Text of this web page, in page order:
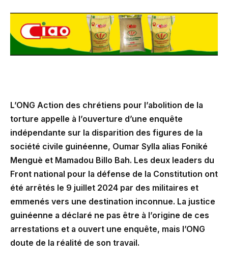
L’ONG Action des chrétiens pour l’abolition de la
torture appelle à l’ouverture d’une enquête
indépendante sur la disparition des figures de la
société civile guinéenne, Oumar Sylla alias Foniké
Menguè et Mamadou Billo Bah. Les deux leaders du
Front national pour la défense de la Constitution ont
été arrêtés le 9 juillet 2024 par des militaires et
emmenés vers une destination inconnue. La justice
guinéenne a déclaré ne pas être à l’origine de ces
arrestations et a ouvert une enquête, mais l’ONG
doute de la réalité de son travail.